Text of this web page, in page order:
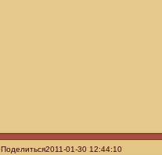
Поделиться2011-01-30 12:44:10